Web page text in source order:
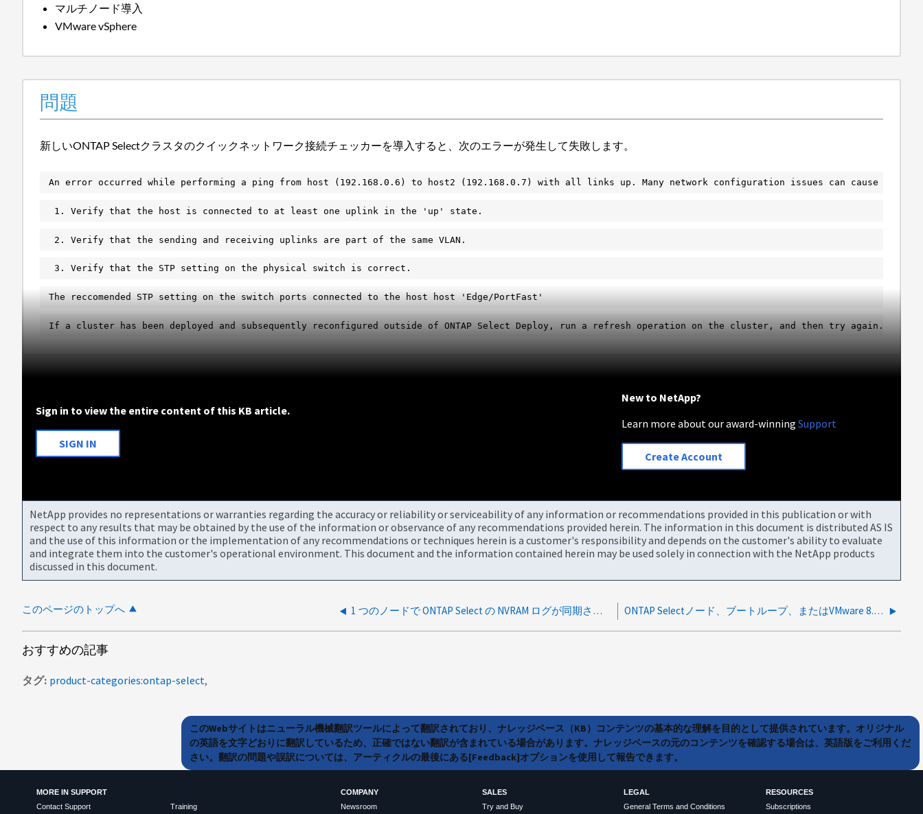
マルチノード導入
VMware vSphere
問題
新しいONTAP Selectクラスタのクイックネットワーク接続チェッカーを導入すると、次のエラーが発生して失敗します。
An error occurred while performing a ping from host (192.168.0.6) to host2 (192.168.0.7) with all links up. Many network configuration issues can cause issue.
1. Verify that the host is connected to at least one uplink in the 'up' state.
2. Verify that the sending and receiving uplinks are part of the same VLAN.
3. Verify that the STP setting on the physical switch is correct.
The reccomended STP setting on the switch ports connected to the host host 'Edge/PortFast'
If a cluster has been deployed and subsequently reconfigured outside of ONTAP Select Deploy, run a refresh operation on the cluster, and then try again.
Sign in to view the entire content of this KB article.
SIGN IN
New to NetApp?
Learn more about our award-winningSupport
Create Account
NetApp provides no representations or warranties regarding the accuracy or reliability or serviceability of any information or recommendations provided in this publication or with
respect to any results that may be obtained by the use of the information or observance of any recommendations provided herein. The information in this document is distributed AS IS
and the use of this information or the implementation of any recommendations or techniques herein is a customer's responsibility and depends on the customer's ability to evaluate
and integrate them into the customer's operational environment. This document and the information contained herein may be used solely in connection with the NetApp products
discussed in this document.
このページのトップへ 1 つのノードで ONTAP Select の NVRAM ログが同期されていません ONTAP Selectノード、ブートループ、またはVMware 8.0U3更新後のシャットダウン
おすすめの記事
タグ product-categories:ontap-select
このWebサイトはニューラル機械翻訳ツールによって翻訳されており、ナレッジベース（KB）コンテンツの基本的な理解を目的として提供されています。オリジナル
の英語を文字どおりに翻訳しているため、正確ではない翻訳が含まれている場合があります。ナレッジベースの元のコンテンツを確認する場合は、英語版をご利用くだ
さい。翻訳の問題や誤訳については、アーティクルの最後にある[Feedback]オプションを使用して報告できます。
MORE IN SUPPORT
Contact Support
Training
COMPANY
Newsroom
SALES
Try and Buy
LEGAL
General Terms and Conditions
RESOURCES
Subscriptions